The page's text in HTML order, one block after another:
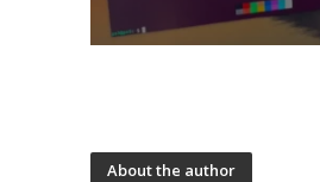
About the author